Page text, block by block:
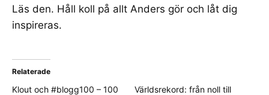
Läs den. Håll koll på allt Anders gör och låt dig
inspireras.
Relaterade
Klout och #blogg100 – 100
Världsrekord: från noll till